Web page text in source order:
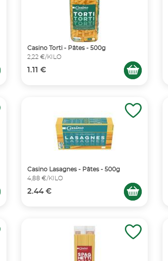
Casino Torti - Pâtes - 500g
2,22 €/KILO
1.11 €
Casino Lasagnes - Pâtes - 500g
4,88 €/KILO
2.44 €